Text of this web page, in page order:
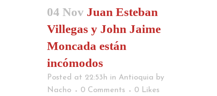
04 Nov Juan Esteban
Villegas y John Jaime
Moncada están
incómodos
Posted at 22:53h in Antioquia by
Nacho
0 Comments 0 Likes